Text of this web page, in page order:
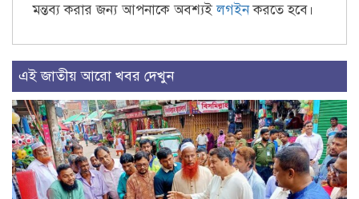
মন্তব্য করার জন্য আপনাকে অবশ্যইলগইনকরতে হবে।
এই জাতীয় আরো খবর দেখুন